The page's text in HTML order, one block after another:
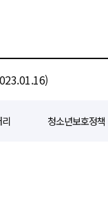
청소년보호정책